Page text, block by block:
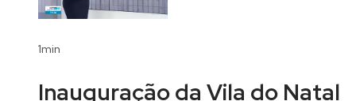
1min
Inauguração da Vila do Natal